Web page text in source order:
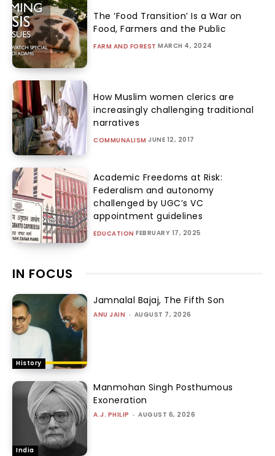
The ‘Food Transition’ Is a War on
Food, Farmers and the Public
FARM AND FOREST MARCH 4, 2024
How Muslim women clerics are
increasingly challenging traditional
narratives
COMMUNALISM JUNE 12, 2017
Academic Freedoms at Risk:
Federalism and autonomy
challenged by UGC’s VC
appointment guidelines
EDUCATION FEBRUARY 17, 2025
IN FOCUS
History
Jamnalal Bajaj, The Fifth Son
ANU JAIN - AUGUST 7, 2026
India
Manmohan Singh Posthumous
Exoneration
A.J. PHILIP - AUGUST 6, 2026